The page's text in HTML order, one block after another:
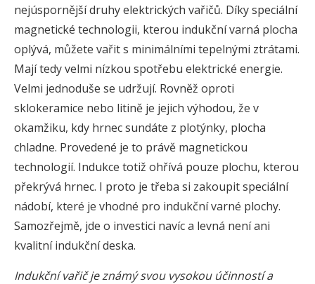
nejúspornější druhy elektrických vařičů. Díky speciální
magnetické technologii, kterou indukční varná plocha
oplývá, můžete vařit s minimálními tepelnými ztrátami.
Mají tedy velmi nízkou spotřebu elektrické energie.
Velmi jednoduše se udržují. Rovněž oproti
sklokeramice nebo litině je jejich výhodou, že v
okamžiku, kdy hrnec sundáte z plotýnky, plocha
chladne. Provedené je to právě magnetickou
technologií. Indukce totiž ohřívá pouze plochu, kterou
překrývá hrnec. I proto je třeba si zakoupit speciální
nádobí, které je vhodné pro indukční varné plochy.
Samozřejmě, jde o investici navíc a levná není ani
kvalitní indukční deska.
Indukční vařič je známý svou vysokou účinností a